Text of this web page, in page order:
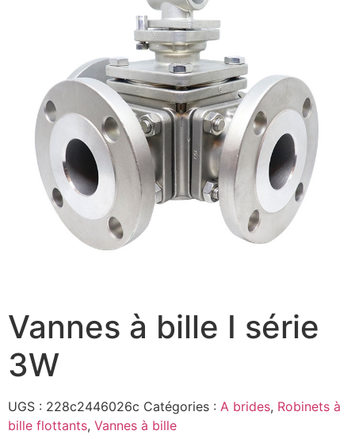
Vannes à bille I série
3W
UGS : 228c2446026c Catégories : A brides, Robinets à
bille flottants, Vannes à bille